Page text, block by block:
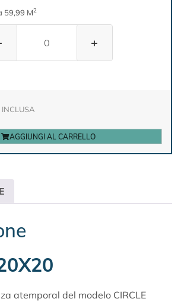
59,99 M2
+
INCLUSA
AGGIUNGI AL CARRELLO
atemporal del modelo CIRCLE